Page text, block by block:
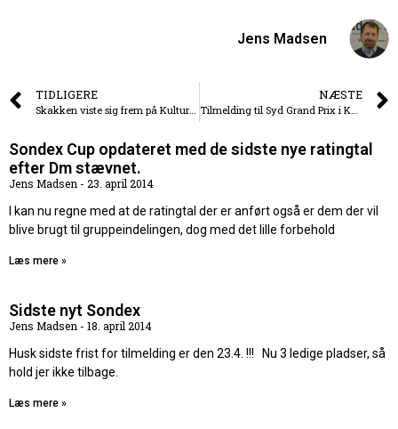
Jens Madsen
TIDLIGERE NÆSTE
Sondex Cup opdateret med de sidste nye ratingtal
efter Dm stævnet.
Jens Madsen
23. april 2014
I kan nu regne med at de ratingtal der er anført også er dem der vil
blive brugt til gruppeindelingen, dog med det lille forbehold
Læs mere »
Sidste nyt Sondex
Jens Madsen
18. april 2014
Husk sidste frist for tilmelding er den 23.4. !!! Nu 3 ledige pladser, så
hold jer ikke tilbage.
Læs mere »